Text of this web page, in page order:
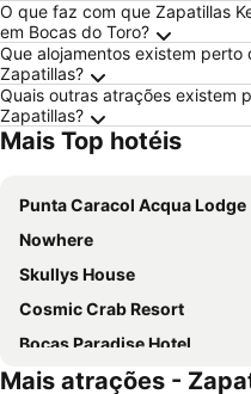
O que faz com que Zapatillas
em Bocas do Toro?
Que alojamentos existem perto
Zapatillas?
Quais outras atrações existem
Zapatillas?
Mais Top hotéis
Punta Caracol Acqua Lodge
Nowhere
Skullys House
Cosmic Crab Resort
Bocas Paradise Hotel
Hotel Palma Royale
Mais atrações -